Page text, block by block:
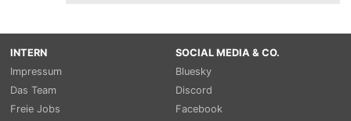
INTERN
Impressum
Das Team
Freie Jobs
SOCIAL MEDIA & CO.
Bluesky
Discord
Facebook